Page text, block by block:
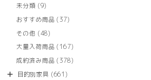
商
未分類 99
の
商
おすすめ商品 3737
商
その他 4848
の
商
大量入荷商品 167167
の
成約済み商品 378378
目的別家具 661 661